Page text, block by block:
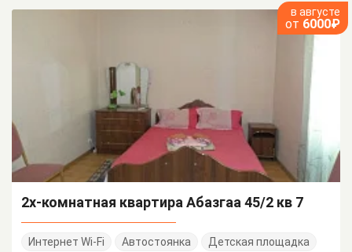
в августе
от 6000₽
2х-комнатная квартира Абазгаа 45/2 кв 7
Интернет Wi-Fi Автостоянка
Детская площадка